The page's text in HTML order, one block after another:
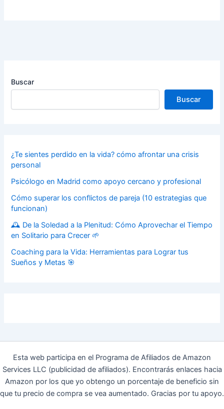
Buscar
Buscar
¿Te sientes perdido en la vida? cómo afrontar una crisis
personal
Psicólogo en Madrid como apoyo cercano y profesional
Cómo superar los conflictos de pareja (10 estrategias que
funcionan)
🕰️ De la Soledad a la Plenitud: Cómo Aprovechar el Tiempo
en Solitario para Crecer 🌱
Coaching para la Vida: Herramientas para Lograr tus
Sueños y Metas 🎯
Esta web participa en el Programa de Afiliados de Amazon
Services LLC (publicidad de afiliados). Encontrarás enlaces hacia
Amazon por los que yo obtengo un porcentaje de beneficio sin
que tu precio de compra se vea aumentado. Gracias por tu apoyo.